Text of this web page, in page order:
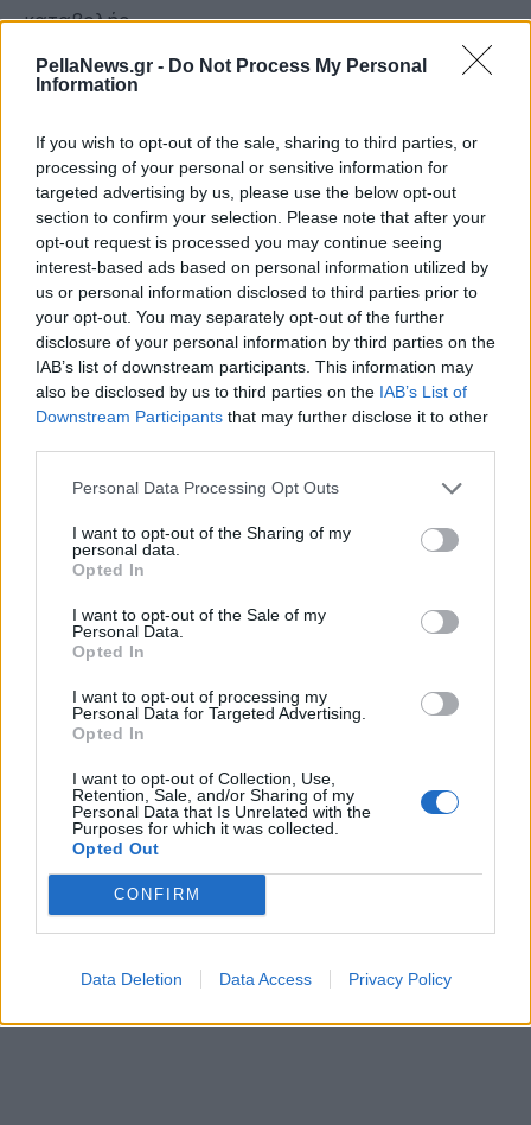
PellaNews.gr - Do Not Process My Personal
Information
If you wish to opt-out of the sale, sharing to third parties, or
processing of your personal or sensitive information for
targeted advertising by us, please use the below opt-out
section to confirm your selection. Please note that after your
opt-out request is processed you may continue seeing
interest-based ads based on personal information utilized by
us or personal information disclosed to third parties prior to
your opt-out. You may separately opt-out of the further
disclosure of your personal information by third parties on the
IAB’s list of downstream participants. This information may
also be disclosed by us to third parties on the IAB’s List of
Downstream Participants that may further disclose it to other
Personal Data Processing Opt Outs
I want to opt-out of the Sharing of my
personal data.
Opted In
I want to opt-out of the Sale of my
Personal Data.
Opted In
I want to opt-out of processing my
Personal Data for Targeted Advertising.
Opted In
I want to opt-out of Collection, Use,
Retention, Sale, and/or Sharing of my
Personal Data that Is Unrelated with the
Purposes for which it was collected.
Opted Out
CONFIRM
Data Deletion Data Access Privacy Policy
καταβολής.
Η υποβολή των Αναλυτικών Περιοδικών
οδηγίες του υπ' αριθμ. 82992/06.05.2020 Γενικού
Εγγράφου της Διεύθυνσης Εισφορών Μισθωτών
του e-ΕΦΚΑ.
Οι κοινοποιούμενες διατάξεις δεν εφαρμόζονται
στις περιπτώσεις:
- που εργαζόμενοι επιχειρήσεων ή εργοδοτών,
μέρος ή όλοι, τίθενται σε καθεστώς αναστολής
της σύμβασης εργασίας τους και ο οικείος
- μετά την ολοκλήρωση του μέτρου, οι ανωτέρω
επιχειρήσεις ή εργοδότες δεν διατηρούν τον ίδιο
Συνέπεια των ανωτέρω είναι η παράταση
να επιβαρύνονται με τόκους και προσαυξήσεις
από την ημερομηνία που αυτές κατέστησαν
απαιτητές, σύμφωνα με την κείμενη νομοθεσία.
zoygkla.gr